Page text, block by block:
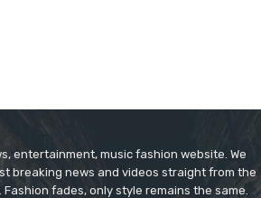
entertainment, music fashion website. We
breaking news and videos straight from the
fades, only style remains the same.